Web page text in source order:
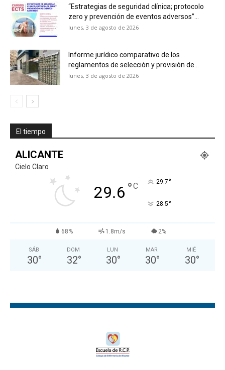
“Estrategias de seguridad clínica; protocolo
zero y prevención de eventos adversos”...
lunes, 3 de agosto de 2026
Informe jurídico comparativo de los
reglamentos de selección y provisión de...
lunes, 3 de agosto de 2026
El tiempo
ALICANTE
Cielo Claro
29.6 °C 29.7°
28.5°
68% 1.8m/s 2%
SÁB
30°
DOM
32°
LUN
30°
MAR
30°
MIÉ
30°